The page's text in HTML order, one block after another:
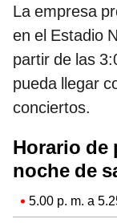
La empresa
en el Estadio
partir de las
pueda llegar
conciertos.
Horario de
noche de
5.00 p. m. a